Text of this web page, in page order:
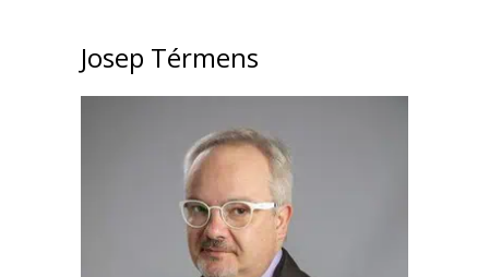
Josep Térmens